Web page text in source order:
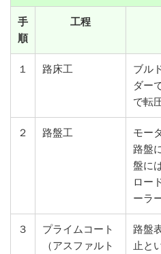
手
順
工程
１ 路床工
ブル
ダー
で転
２ 路盤工
モー
路盤
盤に
ロー
ーラ
３
プライムコート
（アスファルト
路盤
止と